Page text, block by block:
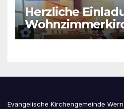
Herzliche
unseren Konfis
Evangelische Kirchengemeinde